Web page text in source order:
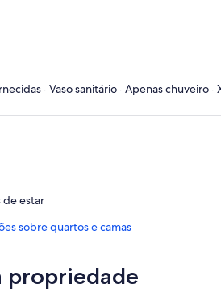
· Vaso sanitário · Apenas chuveiro
de estar
sobre quartos e camas
propriedade